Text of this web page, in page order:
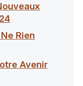
Rien
Avenir